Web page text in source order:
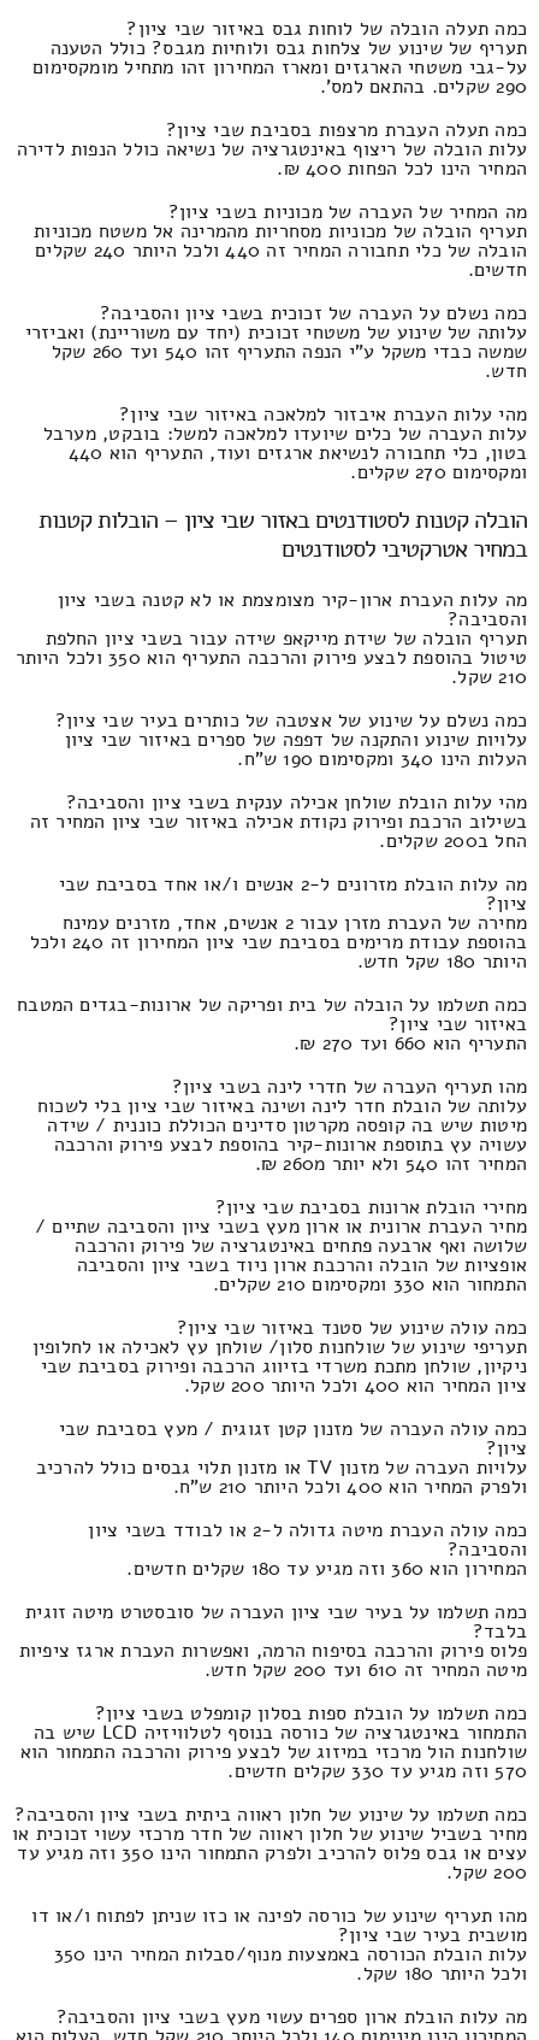
כמה תעלה הובלה של לוחות גבס באיזור שבי ציון?
תעריף של שינוע של צלחות גבס ולוחיות מגבס? כולל הטענה
על-גבי משטחי הארגזים ומארז המחירון זהו מתחיל מומקסימום
290 שקלים. בהתאם למס'.
כמה תעלה העברת מרצפות בסביבת שבי ציון?
עלות הובלה של ריצוף באינטגרציה של נשיאה כולל הנפות לדירה
המחיר הינו לכל הפחות 400 ₪.
מה המחיר של העברה של מכוניות בשבי ציון?
תעריף הובלה של מכוניות מסחריות מהמרינה אל משטח מכוניות
הובלה של כלי תחבורה המחיר זה 440 ולכל היותר 240 שקלים
חדשים.
כמה נשלם על העברה של זכוכית בשבי ציון והסביבה?
עלותה של שינוע של משטחי זכוכית (יחד עם משוריינת) ואביזרי
שמשה כבדי משקל ע"י הנפה התעריף זהו 540 ועד 260 שקל
חדש.
מהי עלות העברת איבזור למלאכה באיזור שבי ציון?
עלות העברה של כלים שיועדו למלאכה למשל: בובקט, מערבל
בטון, כלי תחבורה לנשיאת ארגזים ועוד, התעריף הוא 440
ומקסימום 270 שקלים.
הובלה קטנות לסטודנטים באזור שבי ציון – הובלות קטנות
במחיר אטרקטיבי לסטודנטים
מה עלות העברת ארון-קיר מצומצמת או לא קטנה בשבי ציון
והסביבה?
תעריף הובלה של שידת מייקאפ שידה עבור בשבי ציון החלפת
טיטול בהוספת לבצע פירוק והרכבה התעריף הוא 350 ולכל היותר
210 שקל.
כמה נשלם על שינוע של אצטבה של כותרים בעיר שבי ציון?
עלויות שינוע והתקנה של דפפה של ספרים באיזור שבי ציון
העלות הינו 340 ומקסימום 190 ש"ח.
מהי עלות הובלת שולחן אכילה ענקית בשבי ציון והסביבה?
בשילוב הרכבת ופירוק נקודת אכילה באיזור שבי ציון המחיר זה
החל ב200 שקלים.
מה עלות הובלת מזרונים ל-2 אנשים ו/או אחד בסביבת שבי
ציון?
מחירה של העברת מזרן עבור 2 אנשים, אחד, מזרנים עמינח
בהוספת עבודת מרימים בסביבת שבי ציון המחירון זה 240 ולכל
היותר 180 שקל חדש.
כמה תשלמו על הובלה של בית ופריקה של ארונות-בגדים המטבח
באיזור שבי ציון?
התעריף הוא 660 ועד 270 ₪.
מהו תעריף העברה של חדרי לינה בשבי ציון?
עלותה של הובלת חדר לינה ושינה באיזור שבי ציון בלי לשכוח
מיטות שיש בה קופסה מקרטון סדינים הכוללת כוננית / שידה
עשויה עץ בתוספת ארונות-קיר בהוספת לבצע פירוק והרכבה
המחיר זהו 540 ולא יותר מ260 ₪.
מחירי הובלת ארונות בסביבת שבי ציון?
מחיר העברת ארונית או ארון מעץ בשבי ציון והסביבה שתיים /
שלושה ואף ארבעה פתחים באינטגרציה של פירוק והרכבה
אופציות של הובלה והרכבת ארון ניוד בשבי ציון והסביבה
התמחור הוא 330 ומקסימום 210 שקלים.
כמה עולה שינוע של סטנד באיזור שבי ציון?
תעריפי שינוע של שולחנות סלון/ שולחן עץ לאכילה או לחלופין
ניקיון, שולחן מתכת משרדי בזיווג הרכבה ופירוק בסביבת שבי
ציון המחיר הוא 400 ולכל היותר 200 שקל.
כמה עולה העברה של מזנון קטן זגוגית / מעץ בסביבת שבי
ציון?
עלויות העברה של מזנון TV או מזנון תלוי גבסים כולל להרכיב
ולפרק המחיר הוא 400 ולכל היותר 210 ש"ח.
כמה עולה העברת מיטה גדולה ל-2 או לבודד בשבי ציון
והסביבה?
המחירון הוא 360 וזה מגיע עד 180 שקלים חדשים.
כמה תשלמו על בעיר שבי ציון העברה של סובסטרט מיטה זוגית
בלבד?
פלוס פירוק והרכבה בסיפוח הרמה, ואפשרות העברת ארגז ציפיות
מיטה המחיר זה 610 ועד 200 שקל חדש.
כמה תשלמו על הובלת ספות בסלון קומפלט בשבי ציון?
התמחור באינטגרציה של כורסה בנוסף לטלוויזיה LCD שיש בה
שולחנות הול מרכזי במיזוג של לבצע פירוק והרכבה התמחור הוא
570 וזה מגיע עד 330 שקלים חדשים.
כמה תשלמו על שינוע של חלון ראווה ביתית בשבי ציון והסביבה?
מחיר בשביל שינוע של חלון ראווה של חדר מרכזי עשוי זכוכית או
עצים או גבס פלוס להרכיב ולפרק התמחור הינו 350 וזה מגיע עד
200 שקל.
מהו תעריף שינוע של כורסה לפינה או כזו שניתן לפתוח ו/או דו
מושבית בעיר שבי ציון?
עלות הובלת הכורסה באמצעות מנוף/סבלות המחיר הינו 350
ולכל היותר 180 שקל.
מה עלות הובלת ארון ספרים עשוי מעץ בשבי ציון והסביבה?